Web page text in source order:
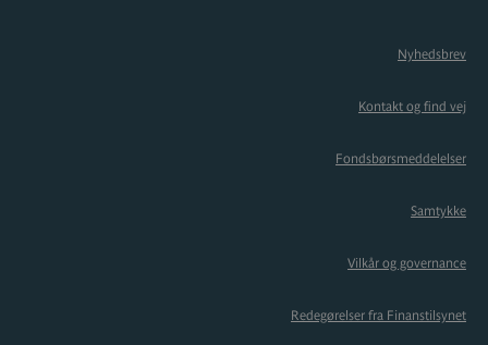
Nyhedsbrev
Kontakt og find vej
Fondsbørsmeddelelser
Samtykke
Vilkår og governance
Redegørelser fra Finanstilsynet